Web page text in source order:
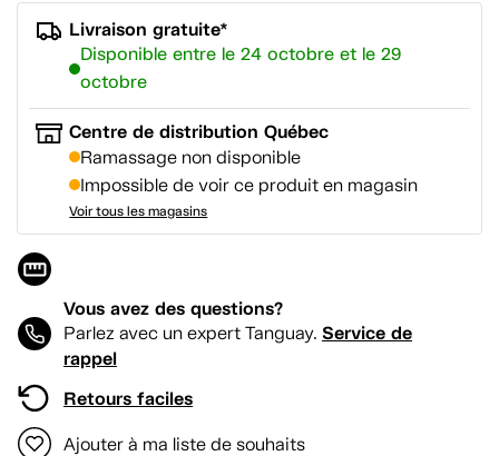
Livraison gratuite*
Disponible entre le 24 octobre et le 29
octobre
Centre de distribution Québec
Ramassage non disponible
Impossible de voir ce produit en magasin
Voir tous les magasins
Vous avez des questions?
Parlez avec un expert Tanguay. Service de
rappel
Retours faciles
Ajouter à ma liste de souhaits